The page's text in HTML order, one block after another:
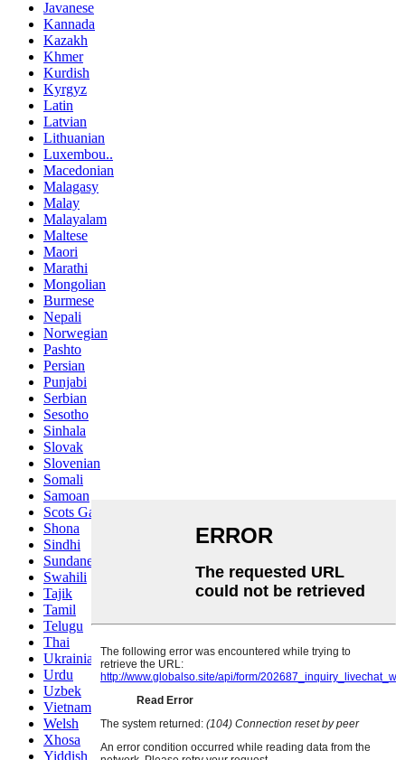
Javanese
Kannada
Kazakh
Khmer
Kurdish
Kyrgyz
Latin
Latvian
Lithuanian
Luxembou..
Macedonian
Malagasy
Malay
Malayalam
Maltese
Maori
Marathi
Mongolian
Burmese
Nepali
Norwegian
Pashto
Persian
Punjabi
Serbian
Sesotho
Sinhala
Slovak
Slovenian
Somali
Samoan
Scots Gaelic
Shona
Sindhi
Sundanese
Swahili
Tajik
Tamil
Telugu
Thai
Ukrainian
Urdu
Uzbek
Vietnamese
Welsh
Xhosa
Yiddish